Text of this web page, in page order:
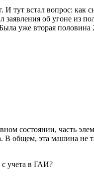
тут встал вопрос: как
об угоне из
уже вторая половина
состоянии, часть
В общем, эта машина
с учета в ГАИ?